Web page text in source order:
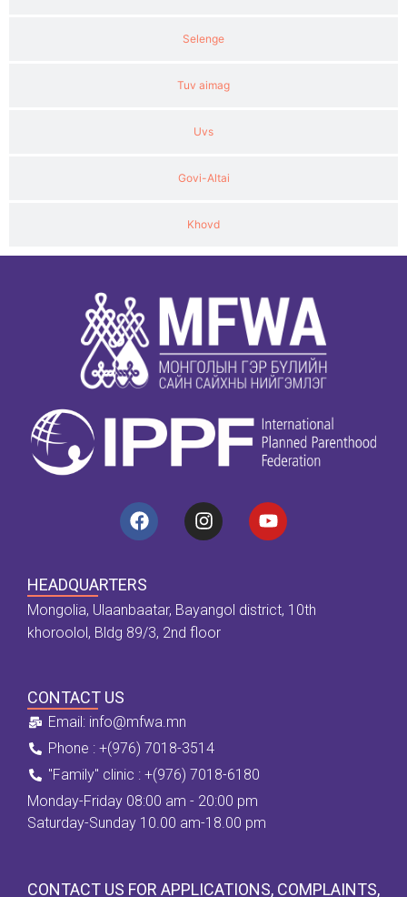
Selenge
Tuv aimag
Uvs
Govi-Altai
Khovd
HEADQUARTERS
Mongolia, Ulaanbaatar, Bayangol district, 10th
khoroolol, Bldg 89/3, 2nd floor
CONTACT US
Email: info@mfwa.mn
Phone : +(976) 7018-3514
''Family" clinic : +(976) 7018-6180
Monday-Friday 08:00 am - 20:00 pm
Saturday-Sunday 10.00 am-18.00 pm
CONTACT US FOR APPLICATIONS, COMPLAINTS,